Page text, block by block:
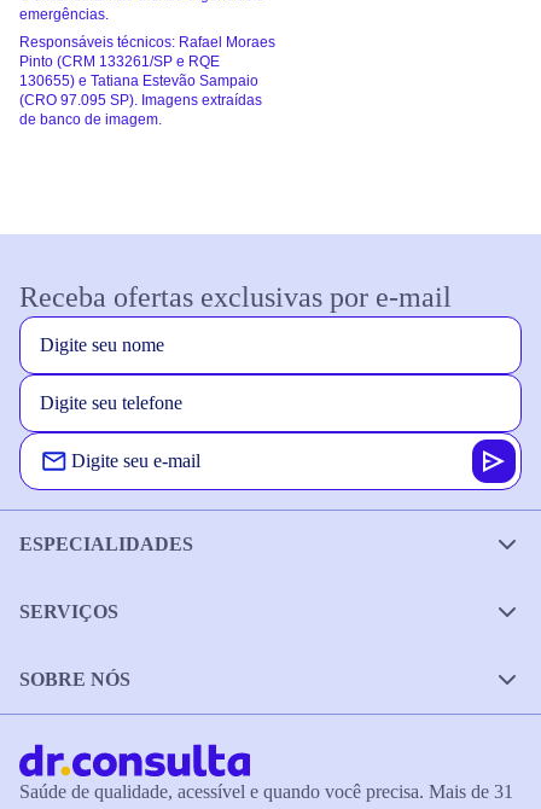
emergências.
Responsáveis técnicos: Rafael Moraes
Pinto (CRM 133261/SP e RQE
130655) e Tatiana Estevão Sampaio
(CRO 97.095 SP). Imagens extraídas
de banco de imagem.
Receba ofertas exclusivas por e-mail
ESPECIALIDADES
SERVIÇOS
SOBRE NÓS
Saúde de qualidade, acessível e quando você precisa. Mais de 31